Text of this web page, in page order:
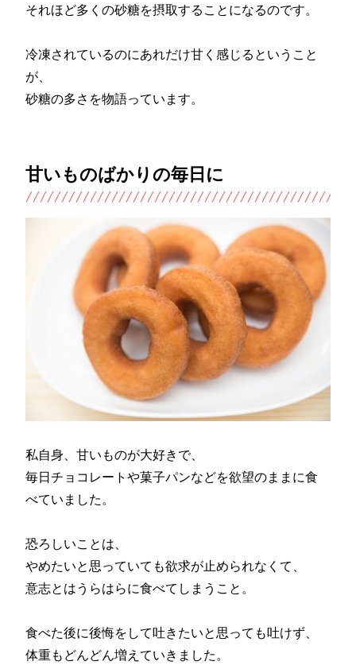
それほど多くの砂糖を摂取することになるのです。
冷凍されているのにあれだけ甘く感じるということ
が、
砂糖の多さを物語っています。
甘いものばかりの毎日に
私自身、甘いものが大好きで、
毎日チョコレートや菓子パンなどを欲望のままに食
べていました。
恐ろしいことは、
やめたいと思っていても欲求が止められなくて、
意志とはうらはらに食べてしまうこと。
食べた後に後悔をして吐きたいと思っても吐けず、
体重もどんどん増えていきました。